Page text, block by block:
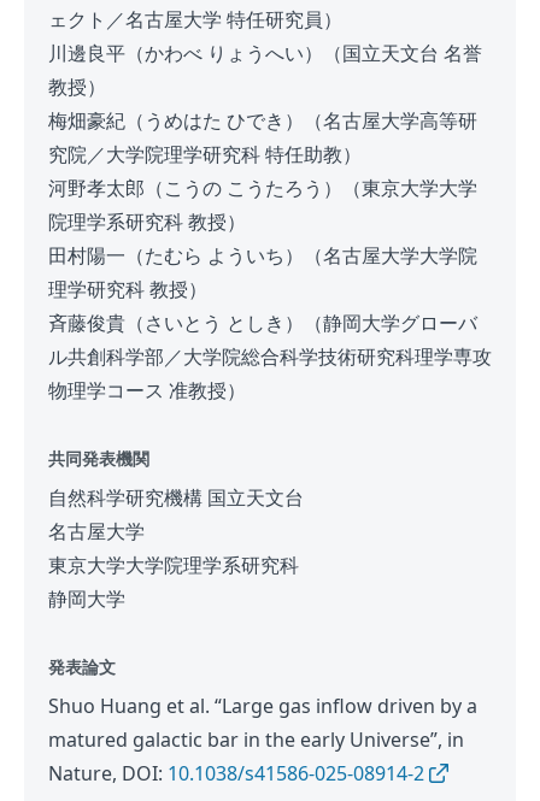
ェクト／名古屋大学 特任研究員）
川邊良平（かわべ りょうへい）（国立天文台 名誉
教授）
梅畑豪紀（うめはた ひでき）（名古屋大学高等研
究院／大学院理学研究科 特任助教）
河野孝太郎（こうの こうたろう）（東京大学大学
院理学系研究科 教授）
田村陽一（たむら よういち）（名古屋大学大学院
理学研究科 教授）
斉藤俊貴（さいとう としき）（静岡大学グローバ
ル共創科学部／大学院総合科学技術研究科理学専攻
物理学コース 准教授）
共同発表機関
自然科学研究機構 国立天文台
名古屋大学
東京大学大学院理学系研究科
静岡大学
発表論文
Shuo Huang et al. “Large gas inflow driven by a
matured galactic bar in the early Universe”, in
Nature, DOI: 10.1038/s41586-025-08914-2